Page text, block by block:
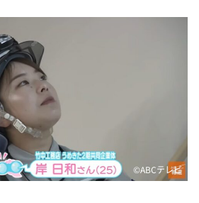
©ABCテレビ